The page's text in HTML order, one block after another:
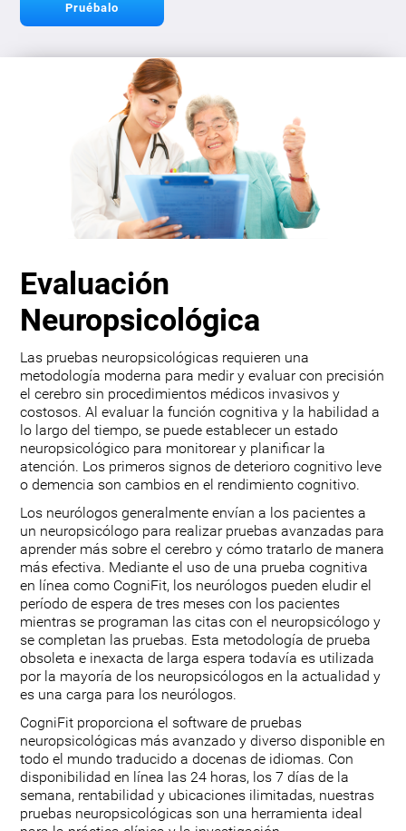
Pruébalo
Evaluación
Neuropsicológica
Las pruebas neuropsicológicas requieren una
metodología moderna para medir y evaluar con precisión
el cerebro sin procedimientos médicos invasivos y
costosos. Al evaluar la función cognitiva y la habilidad a
lo largo del tiempo, se puede establecer un estado
neuropsicológico para monitorear y planificar la
atención. Los primeros signos de deterioro cognitivo leve
o demencia son cambios en el rendimiento cognitivo.
Los neurólogos generalmente envían a los pacientes a
un neuropsicólogo para realizar pruebas avanzadas para
aprender más sobre el cerebro y cómo tratarlo de manera
más efectiva. Mediante el uso de una prueba cognitiva
en línea como CogniFit, los neurólogos pueden eludir el
período de espera de tres meses con los pacientes
mientras se programan las citas con el neuropsicólogo y
se completan las pruebas. Esta metodología de prueba
obsoleta e inexacta de larga espera todavía es utilizada
por la mayoría de los neuropsicólogos en la actualidad y
es una carga para los neurólogos.
CogniFit proporciona el software de pruebas
neuropsicológicas más avanzado y diverso disponible en
todo el mundo traducido a docenas de idiomas. Con
disponibilidad en línea las 24 horas, los 7 días de la
semana, rentabilidad y ubicaciones ilimitadas, nuestras
pruebas neuropsicológicas son una herramienta ideal